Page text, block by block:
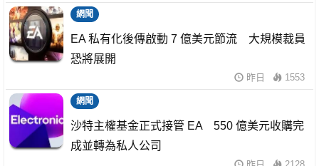
網聞
EA 私有化後傳啟動 7 億美元節流 大規模裁員
恐將展開
昨日 1553
網聞
沙特主權基金正式接管 EA 550 億美元收購完
成並轉為私人公司